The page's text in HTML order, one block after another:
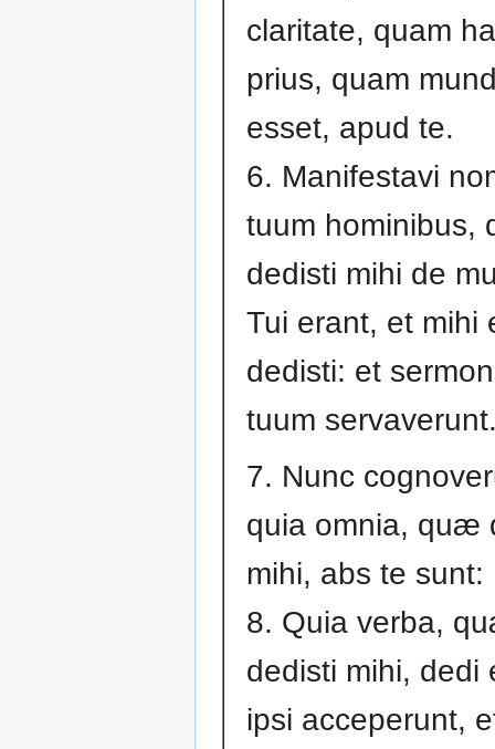
claritate, quam
prius, quam
esset, apud te.
6. Manifestavi
tuum hominibus,
dedisti mihi de
Tui erant, et mihi
dedisti: et
tuum
7. Nunc
quia omnia, quæ
mihi, abs te sunt:
8. Quia verba,
dedisti mihi, dedi
ipsi acceperunt,